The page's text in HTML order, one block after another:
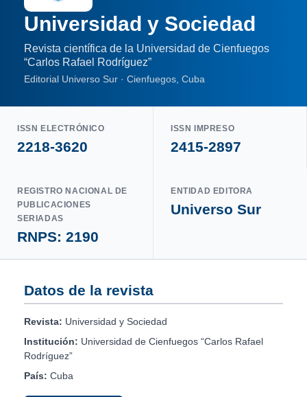
Universidad y Sociedad
Revista científica de la Universidad de Cienfuegos
“Carlos Rafael Rodríguez”
Editorial Universo Sur · Cienfuegos, Cuba
ISSN ELECTRÓNICO
2218-3620
ISSN IMPRESO
2415-2897
REGISTRO NACIONAL DE
PUBLICACIONES
SERIADAS
RNPS: 2190
ENTIDAD EDITORA
Universo Sur
Datos de la revista
Revista: Universidad y Sociedad
Institución: Universidad de Cienfuegos “Carlos Rafael
Rodríguez”
País: Cuba